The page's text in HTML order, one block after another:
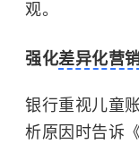
观。
强化差异化营
银行重视儿童
析原因时告诉